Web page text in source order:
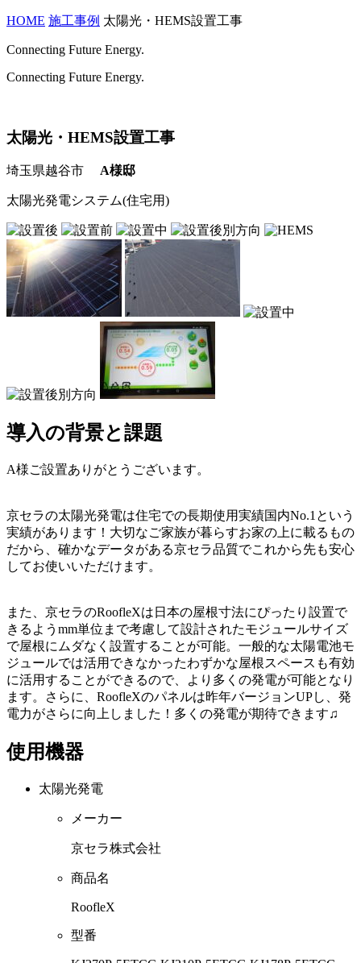
HOME 施工事例 太陽光・HEMS設置工事
Connecting Future Energy.
Connecting Future Energy.
太陽光・HEMS設置工事
埼玉県越谷市 A様邸
太陽光発電システム(住宅用)
導入の背景と課題
A様ご設置ありがとうございます。
京セラの太陽光発電は住宅での長期使用実績国内No.1という
実績があります！大切なご家族が暮らすお家の上に載るもの
だから、確かなデータがある京セラ品質でこれから先も安心
してお使いいただけます。
また、京セラのRoofleXは日本の屋根寸法にぴったり設置で
きるようmm単位まで考慮して設計されたモジュールサイズ
で屋根にムダなく設置することが可能。一般的な太陽電池モ
ジュールでは活用できなかったわずかな屋根スペースも有効
に活用することができるので、より多くの発電が可能となり
ます。さらに、RoofleXのパネルは昨年バージョンUPし、発
電力がさらに向上しました！多くの発電が期待できます♫
使用機器
太陽光発電
メーカー
京セラ株式会社
商品名
RoofleX
型番